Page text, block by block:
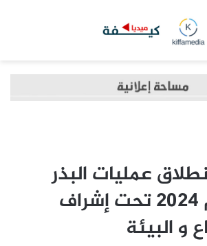
عمليات البذر
الجوي للعام 2024 تحت إشراف
و البيئة